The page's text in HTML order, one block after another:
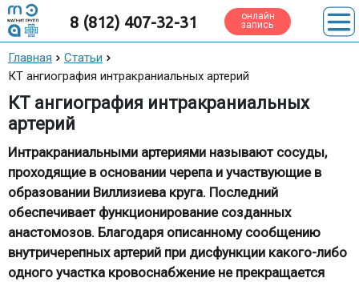
8 (812) 407-32-31 онлайн
запись
Главная
Статьи
КТ ангиография интракраниальных артерий
КТ ангиография интракраниальных
артерий
Интракраниальными артериями называют сосуды,
проходящие в основании черепа и участвующие в
образовании Виллизиева круга. Последний
обеспечивает функционирование созданных
анастомозов. Благодаря описанному сообщению
внутричерепных артерий при дисфункции какого-либо
одного участка кровоснабжение не прекращается